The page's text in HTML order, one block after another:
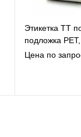
Этикетка ТТ
подложка
рул, вт40,
Цена по